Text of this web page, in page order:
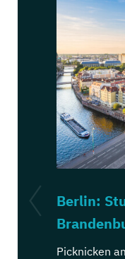
Berlin:
Picknicken